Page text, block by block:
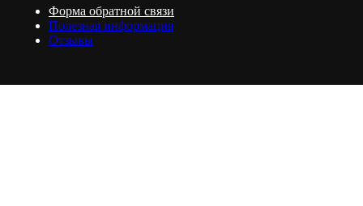
Форма обратной связи
Полезная информация
Отзывы